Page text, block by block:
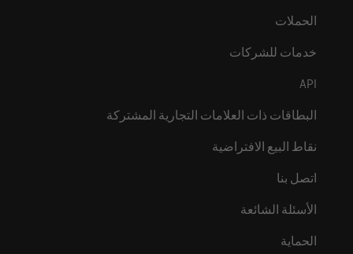
الحملات
خدمات للشركات
API
البطاقات ذات العلامات التجارية المشتركة
نقاط البيع الافتراضية
اتصل بنا
الأسئلة الشائعة
الحماية